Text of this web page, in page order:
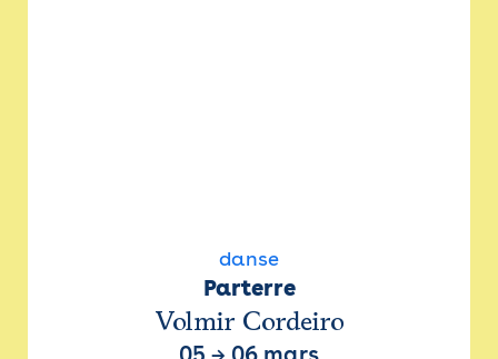
danse
Parterre
Volmir Cordeiro